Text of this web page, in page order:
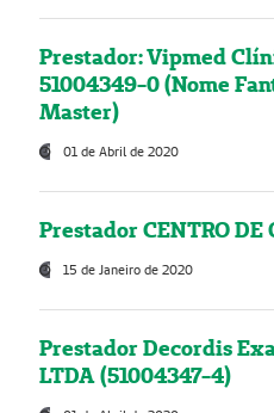
Prestador: Vipmed
51004349-0 (Nome
Master)
01 de Abril de 2020
Prestador CENTRO DE
15 de Janeiro de 2020
Prestador Decordis
LTDA (51004347-4)